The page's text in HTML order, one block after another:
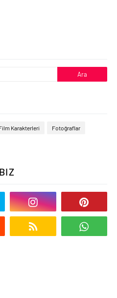
Karakterleri Fotoğraflar